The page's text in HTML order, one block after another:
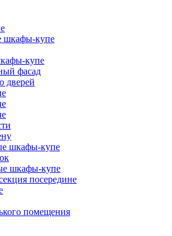
шкафы-купе
купе
фасад
дверей
шкафы-купе
шкафы-купе
посередине
помещения